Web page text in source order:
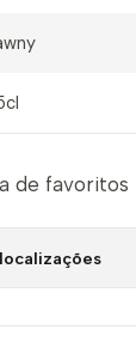
de favoritos